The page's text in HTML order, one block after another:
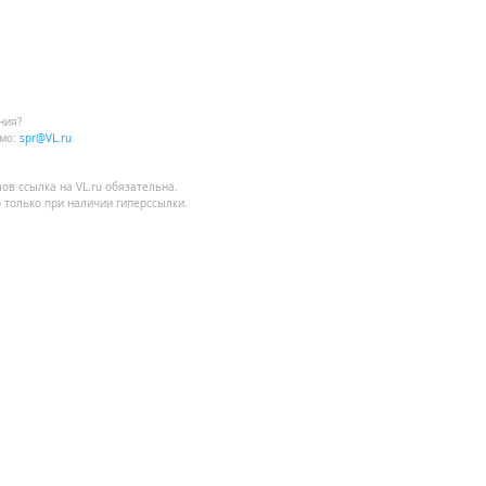
spr@VL.ru
ссылка на VL.ru обязательна.
при наличии гиперссылки.